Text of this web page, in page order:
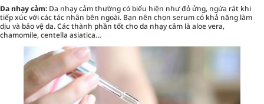
Da nhạy cảm: Da nhạy cảm thường có biểu hiện như đỏ ửng, ngứa rát khi
tiếp xúc với các tác nhân bên ngoài. Bạn nên chọn serum có khả năng làm
dịu và bảo vệ da. Các thành phần tốt cho da nhạy cảm là aloe vera,
chamomile, centella asiatica…